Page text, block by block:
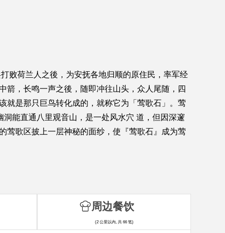
败荷兰人之後，为安抚各地归顺的原住民，率军经
箭，长鸣一声之後，随即冲往山头，众人尾随，四
就是那只巨鸟转化成的，就称它为「莺歌石」。莺
能直通八里观音山，是一处风水穴 道，但因深邃
莺歌区披上一层神秘的面纱，使『莺歌石』成为莺
周边餐饮
(2 公里以内, 共 66 笔)